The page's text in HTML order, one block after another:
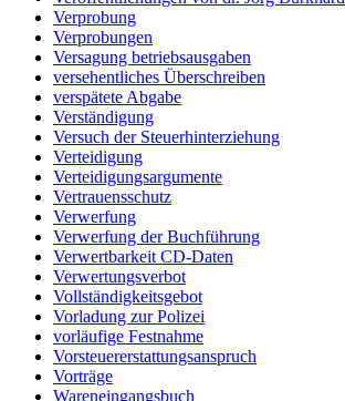
Verprobung
Verprobungen
Versagung betriebsausgaben
versehentliches Überschreiben
verspätete Abgabe
Verständigung
Versuch der Steuerhinterziehung
Verteidigung
Verteidigungsargumente
Vertrauensschutz
Verwerfung
Verwerfung der Buchführung
Verwertbarkeit CD-Daten
Verwertungsverbot
Vollständigkeitsgebot
Vorladung zur Polizei
vorläufige Festnahme
Vorsteuererstattungsanspruch
Vorträge
Wareneingangsbuch